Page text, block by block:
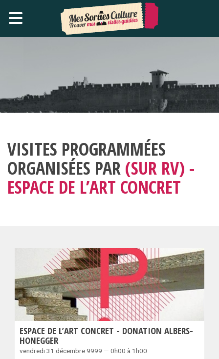
VISITES PROGRAMMÉES
ORGANISÉES PAR (SUR RV) -
ESPACE DE L’ART CONCRET
ESPACE DE L’ART CONCRET - DONATION ALBERS-
HONEGGER
vendredi 31 décembre 9999 — 0h00 à 1h00